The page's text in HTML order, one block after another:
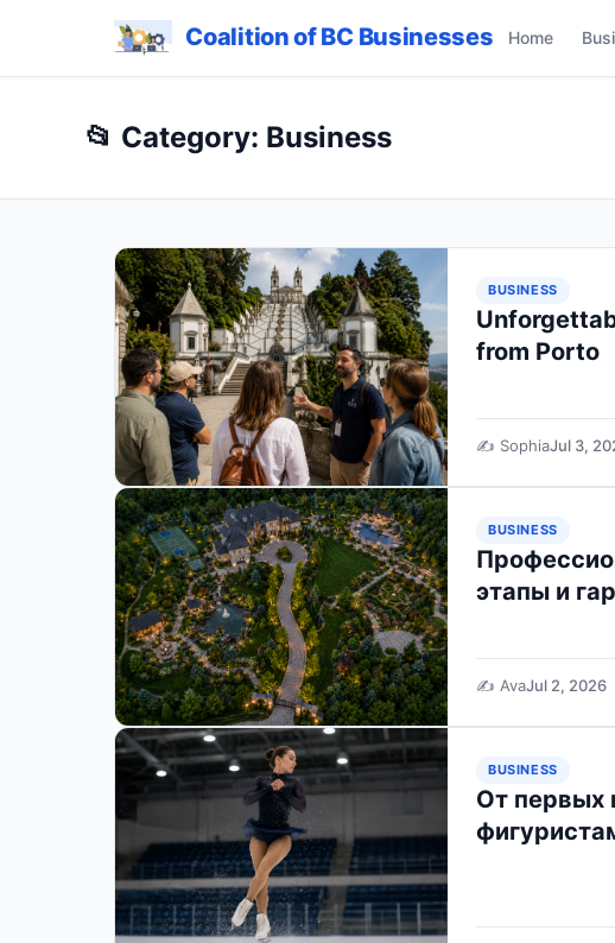
Coalition of BC Businesses Home
📂 Category: Business
BUSINESS
from Porto
✍️ SophiaJul 3,
BUSINESS
этапы и
✍️ AvaJul 2, 2026
BUSINESS
От первых